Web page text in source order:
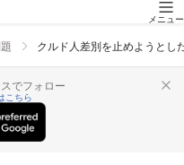
メニュー
クルド人差別を止めようと
でフォロー
こちら